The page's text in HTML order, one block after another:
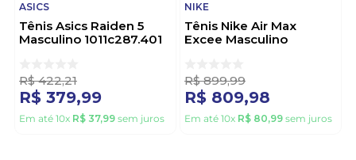
ASICS
Tênis Asics Raiden 5
Masculino 1011c287.401
R$ 422,21
R$ 379,99
Em até 10x R$ 37,99 sem juros
NIKE
Tênis Nike Air Max
Excee Masculino
R$ 899,99
R$ 809,98
Em até 10x R$ 80,99 sem juros